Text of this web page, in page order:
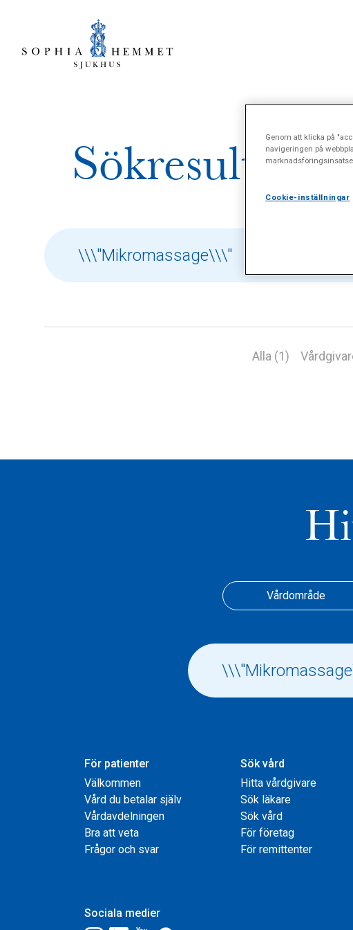
Sökresultat
Alla (1)
Vårdområde
För patienter
Välkommen
Vård du betalar själv
Vårdavdelningen
Bra att veta
Frågor och svar
Sök vård
Hitta vårdgivare
Sök läkare
Sök vård
För företag
För remittenter
Sociala medier
Genom att klicka på
navigeringen på
Cookie-inställningar